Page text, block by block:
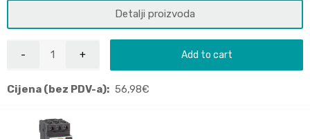
Detalji proizvoda
Add to cart
Cijena (bez PDV-a): 56,98€